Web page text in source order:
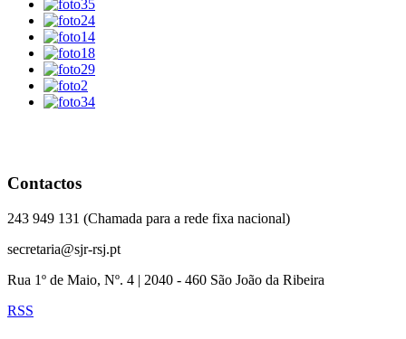
Contactos
243 949 131 (Chamada para a rede fixa nacional)
secretaria@sjr-rsj.pt
Rua 1º de Maio, Nº. 4 | 2040 - 460 São João da Ribeira
RSS